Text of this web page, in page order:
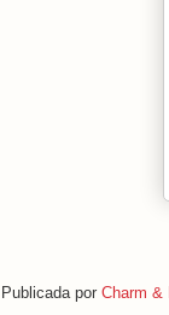
Publicada por Charm &